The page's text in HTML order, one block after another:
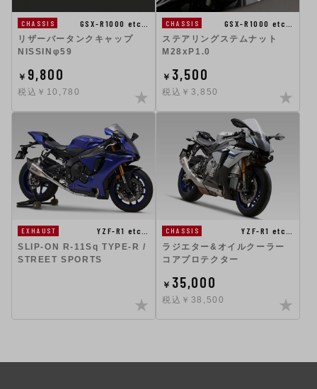
CHASSIS
GSX-R1000 etc…
リザーバータンクキャップ
NISSINφ59
￥ 9,800
税込￥10,780
CHASSIS
GSX-R1000 etc…
ステアリングステムナット
M28xP1.0
￥ 3,500
税込￥3,850
EXHAUST
YZF-R1 etc…
SLIP-ON R-11Sq TYPE-R /
STREET SPORTS
CHASSIS
YZF-R1 etc…
ラジエター&オイルクーラー
コアプロテクター
￥ 35,000
税込￥38,500